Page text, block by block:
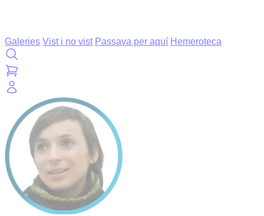
Galeries Vist i no vist Passava per aquí Hemeroteca